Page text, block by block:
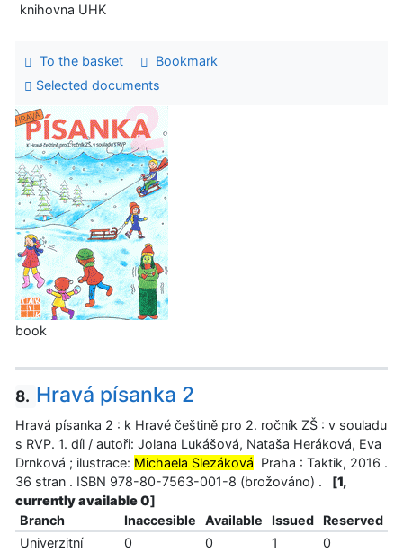
knihovna UHK
To the basket
Bookmark
Selected documents
book
8. Hravá písanka 2
Hravá písanka 2 : k Hravé češtině pro 2. ročník ZŠ : v souladu
s RVP. 1. díl / autoři: Jolana Lukášová, Nataša Heráková, Eva
Drnková ; ilustrace: Michaela Slezáková Praha : Taktik, 2016 .
36 stran . ISBN 978-80-7563-001-8 (brožováno) .
[1,
currently available 0]
Branch
Inaccesible Available Issued
Reserved
Univerzitní
0 0 1 0